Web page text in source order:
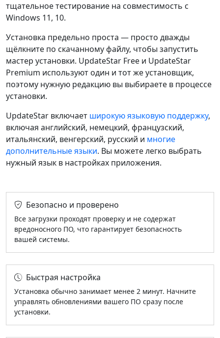
тщательное тестирование на совместимость с
Windows 11, 10.
Установка предельно проста — просто дважды
щёлкните по скачанному файлу, чтобы запустить
мастер установки. UpdateStar Free и UpdateStar
Premium используют один и тот же установщик,
поэтому нужную редакцию вы выбираете в процессе
установки.
UpdateStar включает широкую языковую поддержку,
включая английский, немецкий, французский,
итальянский, венгерский, русский и многие
дополнительные языки. Вы можете легко выбрать
нужный язык в настройках приложения.
Безопасно и проверено
Все загрузки проходят проверку и не содержат
вредоносного ПО, что гарантирует безопасность
вашей системы.
Быстрая настройка
Установка обычно занимает менее 2 минут. Начните
управлять обновлениями вашего ПО сразу после
установки.